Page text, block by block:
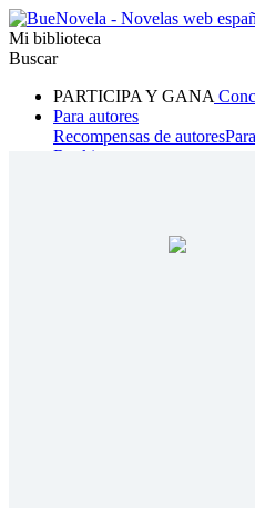
Mi biblioteca
Buscar
PARTICIPA Y GANA
Para autores
Recompensas de autores
Ranking
Hombre lobo